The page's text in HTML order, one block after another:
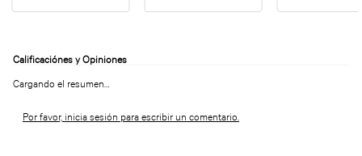
Cargando el resumen…
Por favor, inicia sesión para escribir un comentario.